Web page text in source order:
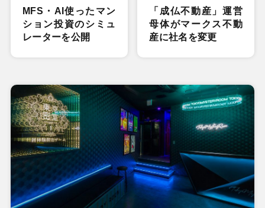
MFS・AI使ったマン
ション投資のシミュ
レーターを公開
「成仏不動産」運営
母体がマークス不動
産に社名を変更